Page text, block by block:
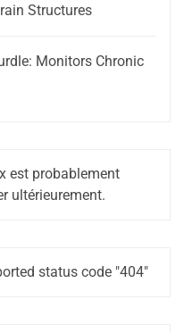
Structures
Monitors Chronic
est probablement
ultérieurement.
status code "404"